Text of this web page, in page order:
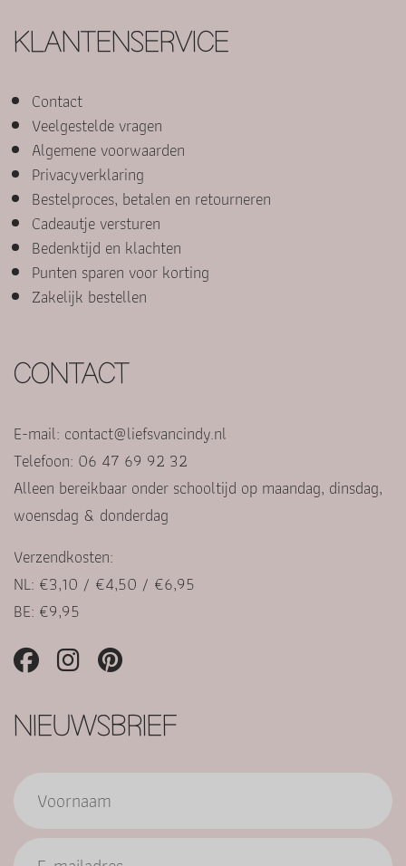
KLANTENSERVICE
Contact
Veelgestelde vragen
Algemene voorwaarden
Privacyverklaring
Bestelproces, betalen en retourneren
Cadeautje versturen
Bedenktijd en klachten
Punten sparen voor korting
Zakelijk bestellen
CONTACT
E-mail: contact@liefsvancindy.nl
Telefoon: 06 47 69 92 32
Alleen bereikbaar onder schooltijd op maandag, dinsdag,
woensdag & donderdag
Verzendkosten:
NL: €3,10 / €4,50 / €6,95
BE: €9,95
NIEUWSBRIEF